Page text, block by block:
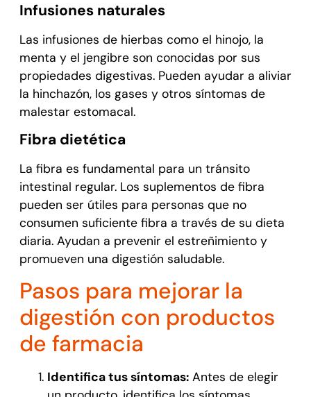
Infusiones naturales
Las infusiones de hierbas como el hinojo, la
menta y el jengibre son conocidas por sus
propiedades digestivas. Pueden ayudar a aliviar
la hinchazón, los gases y otros síntomas de
malestar estomacal.
Fibra dietética
La fibra es fundamental para un tránsito
intestinal regular. Los suplementos de fibra
pueden ser útiles para personas que no
consumen suficiente fibra a través de su dieta
diaria. Ayudan a prevenir el estreñimiento y
promueven una digestión saludable.
Pasos para mejorar la
digestión con productos
de farmacia
Identifica tus síntomas:Antes de elegir